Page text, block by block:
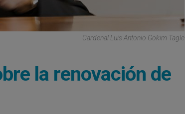
Cardenal Luis Antonio Gokim Tagle
la renovación de